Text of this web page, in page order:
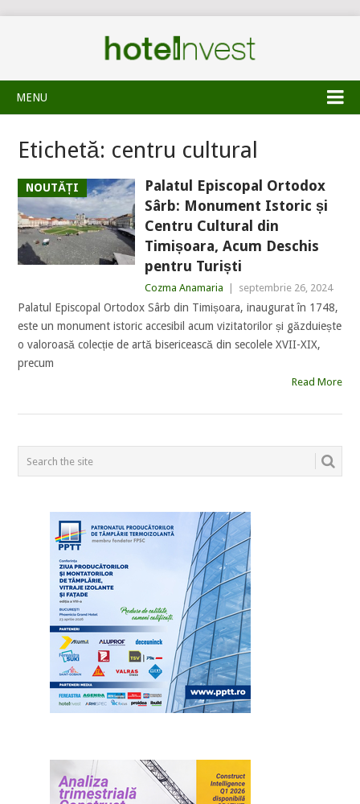
MENU
Etichetă: centru cultural
NOUTĂȚI
Palatul Episcopal Ortodox
Sârb: Monument Istoric și
Centru Cultural din
Timișoara, Acum Deschis
pentru Turiști
Cozma Anamaria septembrie 26, 2024
Palatul Episcopal Ortodox Sârb din Timișoara, inaugurat în 1748,
este un monument istoric accesibil acum vizitatorilor și găzduiește
o valoroasă colecție de artă bisericească din secolele XVII-XIX,
precum
Read More
POSTS
NAVIGATION